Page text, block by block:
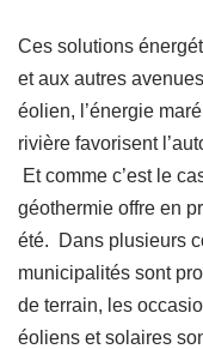
Ces solutions
et aux autres
éolien, l’énergie
rivière favorisent
Et comme c’est le
géothermie offre en
été. Dans plusieurs
municipalités sont
de terrain, les
éoliens et solaires